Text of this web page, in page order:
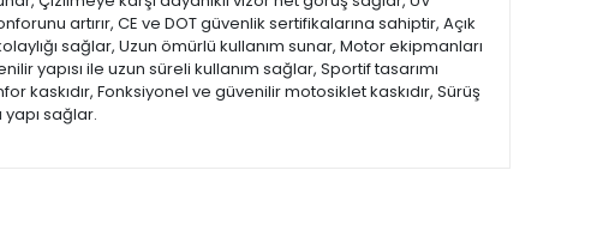
artırır, CE ve DOT güvenlik sertifikalarına sahiptir, Açık
sağlar, Uzun ömürlü kullanım sunar, Motor ekipmanları
yapısı ile uzun süreli kullanım sağlar, Sportif tasarımı
Fonksiyonel ve güvenilir motosiklet kaskıdır, Sürüş
yapı sağlar.